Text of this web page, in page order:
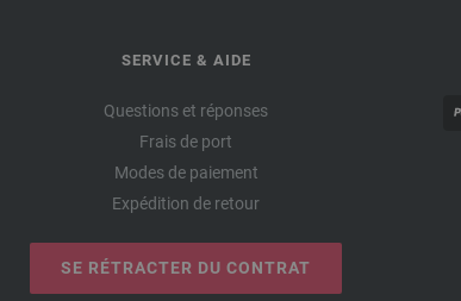
SERVICE & AIDE
Questions et réponses
Frais de port
Modes de paiement
Expédition de retour
SE RÉTRACTER DU CONTRAT